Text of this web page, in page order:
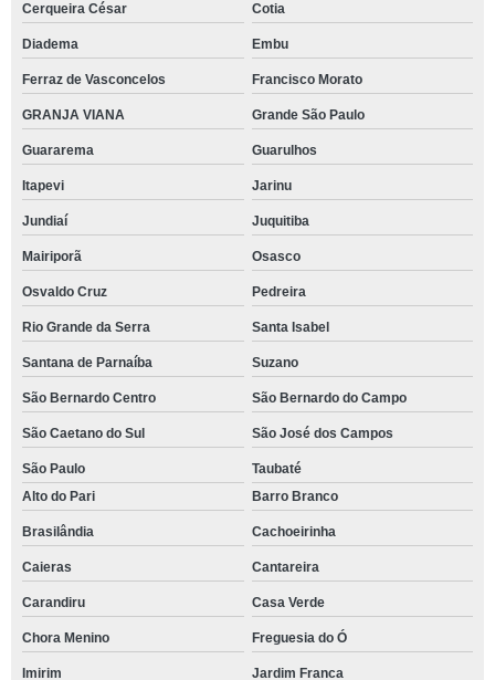
Cerqueira César Cotia
Diadema Embu
Ferraz de Vasconcelos Francisco Morato
GRANJA VIANA Grande São Paulo
Guararema Guarulhos
Itapevi Jarinu
Jundiaí Juquitiba
Mairiporã Osasco
Osvaldo Cruz Pedreira
Rio Grande da Serra Santa Isabel
Santana de Parnaíba Suzano
São Bernardo Centro São Bernardo do Campo
São Caetano do Sul São José dos Campos
São Paulo
Taubaté
Alto do Pari
Barro Branco
Brasilândia Cachoeirinha
Caieras Cantareira
Carandiru Casa Verde
Chora Menino Freguesia do Ó
Imirim Jardim Franca